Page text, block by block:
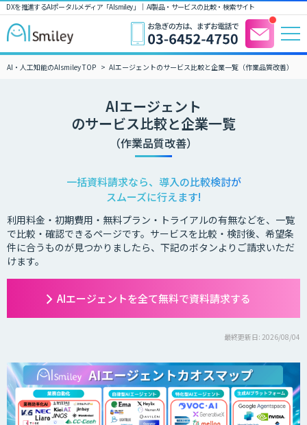
DXを推進するAIポータルメディア「AIsmiley」｜ AI製品・サービスの比較・検索サイト
AI・人工知能のAIsmiley TOP AIエージェントのサービス比較と企業一覧（作業品質改善）
AIエージェント
のサービス比較と企業一覧
（作業品質改善）
一括資料請求なら、導入の比較検討が
スムーズに行えます!
利用料金・初期費用・無料プラン・トライアルの有無などを、一覧
で比較・確認できるページです。サービスを比較・検討後、希望条
件に合うものが見つかりましたら、下記のボタンよりご請求いただ
けます。
AIエージェントを全て無料で資料請求する
最終更新日: 2026/08/04